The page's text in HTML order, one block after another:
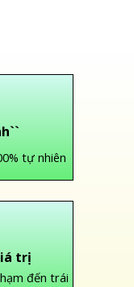
tự nhiên
trị
đến trái